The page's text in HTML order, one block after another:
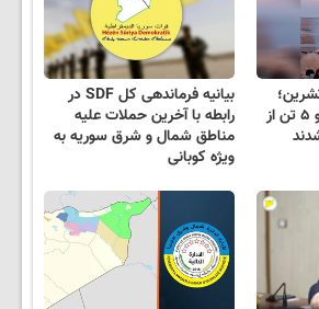
۳۵ شبه‌نظامی ترکیه و ۵ تن از
بیانیه فرماندهی کل SDF در
رابطه با آخرین حملات علیه
مناطق شمال و شرق سوریه به
ویژه کوبانی